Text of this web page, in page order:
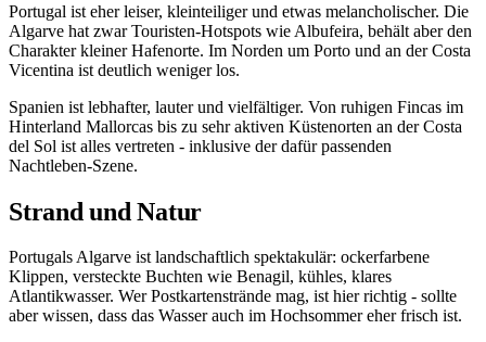
Portugal ist eher leiser, kleinteiliger und etwas melancholischer. Die
Algarve hat zwar Touristen-Hotspots wie Albufeira, behält aber den
Charakter kleiner Hafenorte. Im Norden um Porto und an der Costa
Vicentina ist deutlich weniger los.
Spanien ist lebhafter, lauter und vielfältiger. Von ruhigen Fincas im
Hinterland Mallorcas bis zu sehr aktiven Küstenorten an der Costa
del Sol ist alles vertreten - inklusive der dafür passenden
Nachtleben-Szene.
Strand und Natur
Portugals Algarve ist landschaftlich spektakulär: ockerfarbene
Klippen, versteckte Buchten wie Benagil, kühles, klares
Atlantikwasser. Wer Postkartenstrände mag, ist hier richtig - sollte
aber wissen, dass das Wasser auch im Hochsommer eher frisch ist.